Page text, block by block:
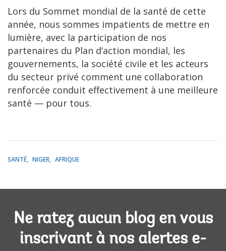
Lors du Sommet mondial de la santé de cette
année, nous sommes impatients de mettre en
lumière, avec la participation de nos
partenaires du Plan d’action mondial, les
gouvernements, la société civile et les acteurs
du secteur privé comment une collaboration
renforcée conduit effectivement à une meilleure
santé — pour tous.
SANTÉ NIGER AFRIQUE
Ne ratez aucun blog en vous
inscrivant à nos alertes e-